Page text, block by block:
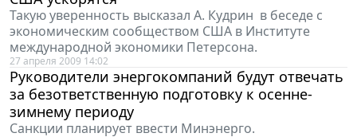
Такую уверенность высказал А. Кудрин в беседе с
экономическим сообществом США в Институте
международной экономики Петерсона.
27 апреля 2009 14:02
Руководители энергокомпаний будут отвечать
за безответственную подготовку к осенне-
зимнему периоду
Санкции планирует ввести Минэнерго.